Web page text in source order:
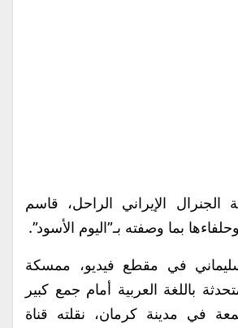
الجنرال الإيراني الراحل، قاسم
بما وصفته بـ”اليوم الأسود”.
في مقطع فيديو، ممسكة
باللغة العربية أمام جمع كبير
في مدينة كرمان، نقلته قناة